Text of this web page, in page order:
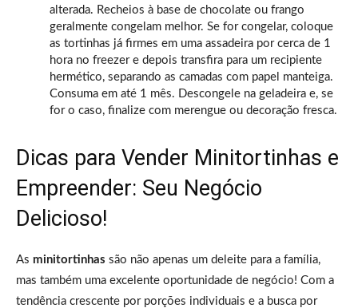
alterada. Recheios à base de chocolate ou frango
geralmente congelam melhor. Se for congelar, coloque
as tortinhas já firmes em uma assadeira por cerca de 1
hora no freezer e depois transfira para um recipiente
hermético, separando as camadas com papel manteiga.
Consuma em até 1 mês. Descongele na geladeira e, se
for o caso, finalize com merengue ou decoração fresca.
Dicas para Vender Minitortinhas e
Empreender: Seu Negócio
Delicioso!
As minitortinhas são não apenas um deleite para a família,
mas também uma excelente oportunidade de negócio! Com a
tendência crescente por porções individuais e a busca por